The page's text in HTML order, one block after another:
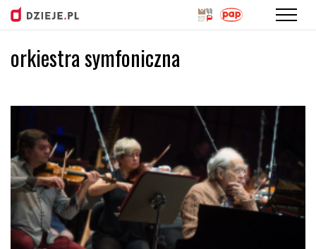
Przejdź
do
orkiestra symfoniczna